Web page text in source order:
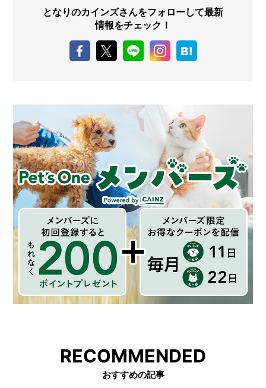
となりのカインズさんをフォローして最新
情報をチェック！
RECOMMENDED
おすすめの記事